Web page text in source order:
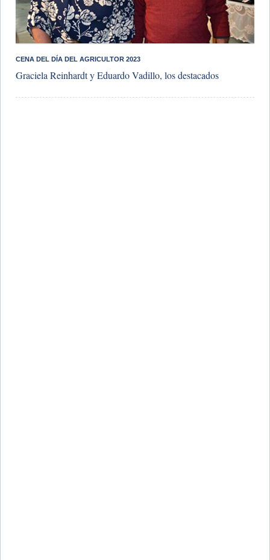
CENA DEL DÍA DEL AGRICULTOR 2023
Graciela Reinhardt y Eduardo Vadillo, los destacados